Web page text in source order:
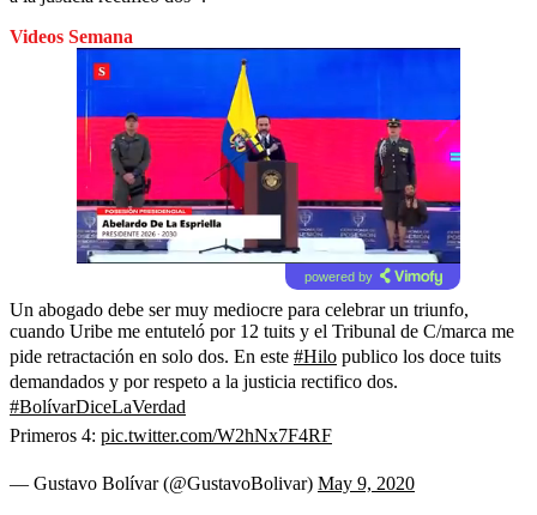
Videos Semana
powered by
Un abogado debe ser muy mediocre para celebrar un triunfo,
cuando Uribe me entuteló por 12 tuits y el Tribunal de C/marca me
pide retractación en solo dos. En este #Hilo publico los doce tuits
demandados y por respeto a la justicia rectifico dos.
#BolívarDiceLaVerdad
Primeros 4: pic.twitter.com/W2hNx7F4RF
— Gustavo Bolívar (@GustavoBolivar) May 9, 2020